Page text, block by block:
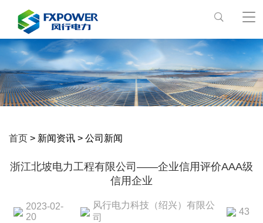
首页 > 新闻资讯 > 公司新闻
浙江北坡电力工程有限公司——企业信用评价AAA级
信用企业
2023-02-
20
风行电力科技（绍兴）有限公
司
43